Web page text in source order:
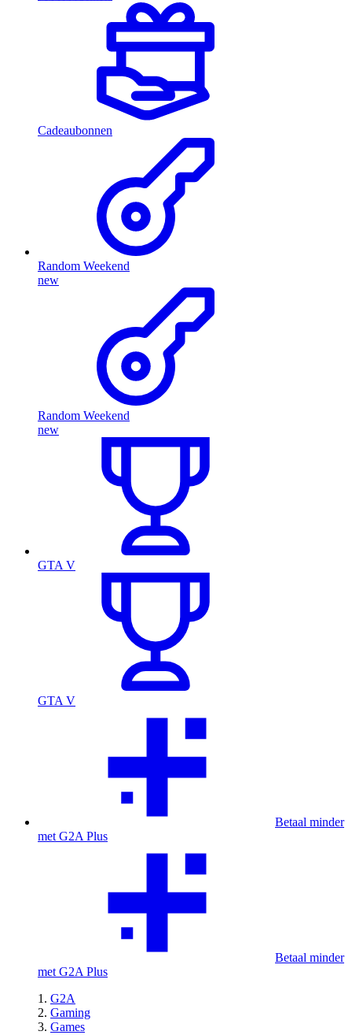
Cadeaubonnen
Random Weekend
new
Random Weekend
new
GTA V
GTA V
Betaal minder
met G2A Plus
Betaal minder
met G2A Plus
G2A
Gaming
Games